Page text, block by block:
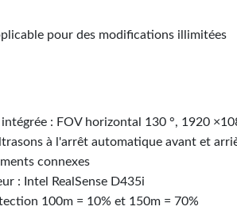
pour des modifications illimitées
: FOV horizontal 130 °, 1920
à l'arrêt automatique avant et
connexes
: Intel RealSense D435i
100m = 10% et 150m = 70%